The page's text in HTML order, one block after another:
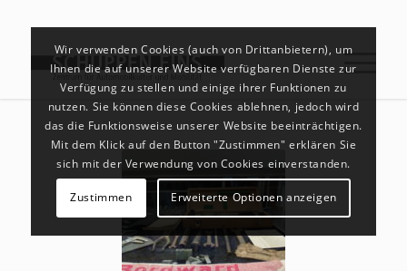
Wir verwenden Cookies (auch von Drittanbietern), um
Ihnen die auf unserer Website verfügbaren Dienste zur
Verfügung zu stellen und einige ihrer Funktionen zu
nutzen. Sie können diese Cookies ablehnen, jedoch wird
das die Funktionsweise unserer Website beeinträchtigen.
Mit dem Klick auf den Button "Zustimmen" erklären Sie
sich mit der Verwendung von Cookies einverstanden.
Zustimmen Erweiterte Optionen anzeigen